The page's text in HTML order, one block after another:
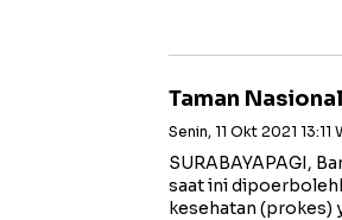
Taman
Senin, 11 Okt 2021 13:11
SURABAYAPAGI,
saat ini
kesehatan (prokes)